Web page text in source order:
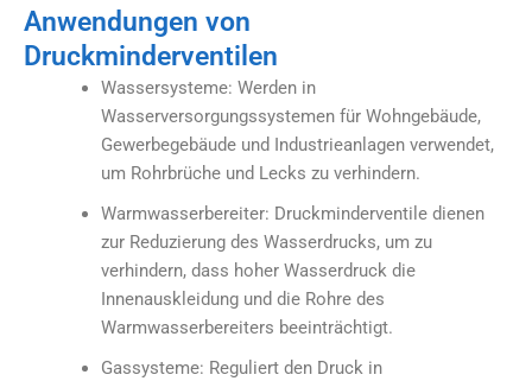
Anwendungen von
Druckminderventilen
Wassersysteme: Werden in
Wasserversorgungssystemen für Wohngebäude,
Gewerbegebäude und Industrieanlagen verwendet,
um Rohrbrüche und Lecks zu verhindern.
Warmwasserbereiter: Druckminderventile dienen
zur Reduzierung des Wasserdrucks, um zu
verhindern, dass hoher Wasserdruck die
Innenauskleidung und die Rohre des
Warmwasserbereiters beeinträchtigt.
Gassysteme: Reguliert den Druck in